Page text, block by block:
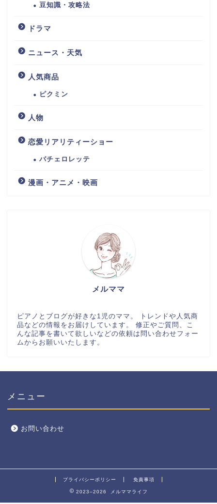
豆知識・攻略法
ドラマ
ニュース・天気
人気商品
ピクミン
人物
恋愛リアリティーショー
バチェロレッテ
漫画・アニメ・映画
メルママ
ピアノとブログが好きな1児のママ。 トレンドや人気商
品などの情報をお届けしています。 修正やご質問、こ
んな記事を書いて欲しいなどの依頼は問い合わせフォー
ムからお願いいたします。
メニュー
お問い合わせ
プライバシーポリシー 免責事項
2023–2026 メルママライフ